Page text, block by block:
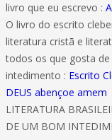
livro que eu escrevo :
O livro do escrito
literatura cristã e
todos os que gosta
intedimento : Escrito
DEUS abençoe amem
LITERATURA
DE UM BOM